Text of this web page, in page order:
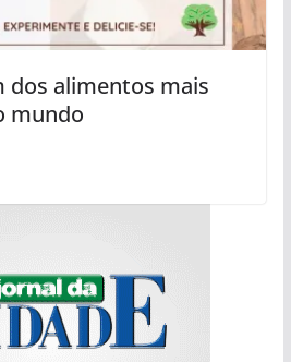
dos alimentos mais
mundo